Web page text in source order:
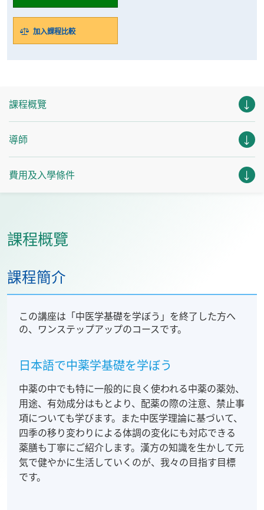
加入課程比較
課程概覽
導師
費用及入學條件
課程概覽
課程簡介
この講座は「中医学基礎を学ぼう」を終了した方へ
の、ワンステップアップのコースです。
日本語で中薬学基礎を学ぼう
中薬の中でも特に一般的に良く使われる中薬の薬効、
用途、有効成分はもとより、配薬の際の注意、禁止事
項についても学びます。また中医学理論に基づいて、
四季の移り変わりによる体調の変化にも対応できる
薬膳も丁寧にご紹介します。漢方の知識を生かして元
気で健やかに生活していくのが、我々の目指す目標
です。